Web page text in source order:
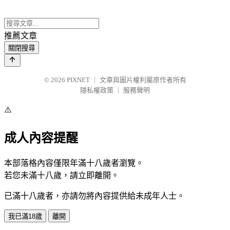
推薦文章
關閉搜尋
© 2026 PIXNET
文章與圖片權利屬原作者所有
隱私權政策
服務聲明
⚠️
成人內容提醒
本部落格內容僅限年滿十八歲者瀏覽。
若您未滿十八歲，請立即離開。
已滿十八歲者，亦請勿將內容提供給未成年人士。
我已滿18歲 離開